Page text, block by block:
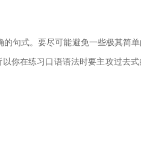
句式。要尽可能避免一些极其简
以你在练习口语语法时要主攻过去